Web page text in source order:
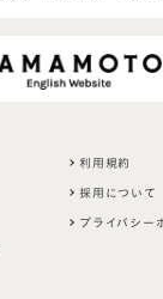
利用規約
採用について
プライバシー